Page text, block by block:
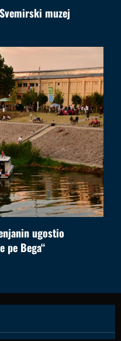
muzej
ugostio
pe Bega“